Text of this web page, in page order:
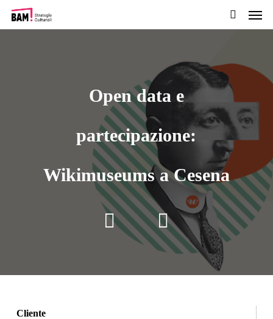
Passa
al
cerca
Open data e
partecipazione:
Wikimuseums a Cesena
Cliente